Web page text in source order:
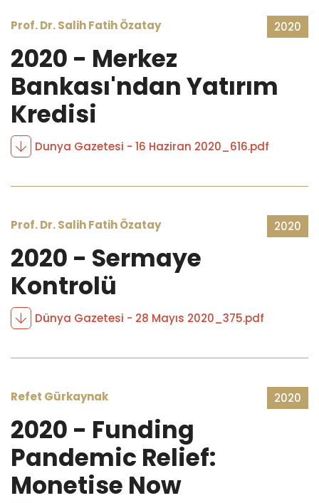
Prof. Dr. Salih Fatih Özatay 2020
2020 - Merkez
Bankası'ndan Yatırım
Kredisi
Dunya Gazetesi - 16 Haziran 2020_616.pdf
Prof. Dr. Salih Fatih Özatay 2020
2020 - Sermaye
Kontrolü
Dünya Gazetesi - 28 Mayıs 2020_375.pdf
Refet Gürkaynak 2020
2020 - Funding
Pandemic Relief:
Monetise Now